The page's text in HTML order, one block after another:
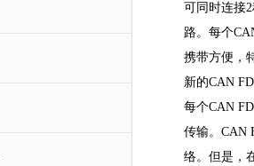
可同时连接
路。每个
携带方便，
新的CAN
每个CAN
传输。CAN
络。但是，